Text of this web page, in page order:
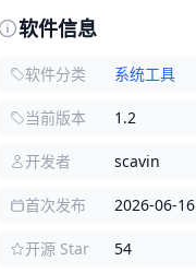
软件信息
软件分类 系统工具
当前版本 1.2
开发者 scavin
首次发布 2026-06-16
开源 Star 54